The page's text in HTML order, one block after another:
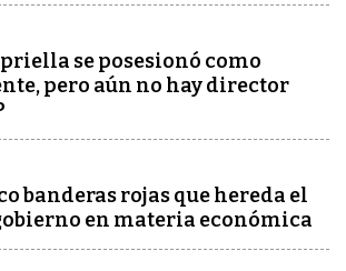
se posesionó como
pero aún no hay director
banderas rojas que hereda el
en materia económica